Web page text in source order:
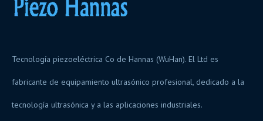
Tecnología piezoeléctrica Co de Hannas (WuHan). El Ltd es
fabricante de equipamiento ultrasónico profesional, dedicado a la
tecnología ultrasónica y a las aplicaciones industriales.